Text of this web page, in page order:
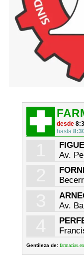
desde
hasta
Av.
Av.
Gentileza de: